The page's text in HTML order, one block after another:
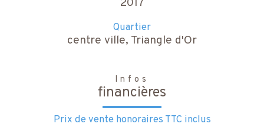
2017
Quartier
centre ville, Triangle d'Or
Infos
financières
Prix de vente honoraires TTC inclus